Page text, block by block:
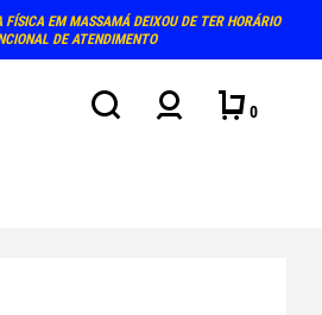
EM MASSAMÁ DEIXOU DE TER HORÁRIO
DE ATENDIMENTO
0